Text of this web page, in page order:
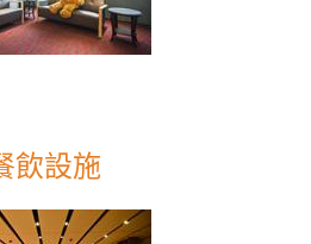
飲設施